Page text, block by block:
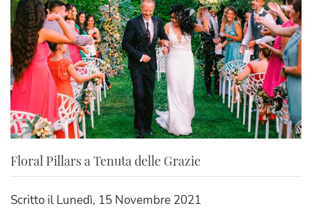
Floral Pillars a Tenuta delle Grazie
Scritto il Lunedì, 15 Novembre 2021